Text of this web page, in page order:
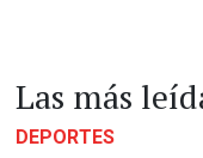
Las más
DEPORTES